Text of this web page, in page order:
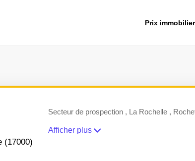
Prix immobilier
(17000)
Secteur de prospection , La Rochelle ,
Afficher plus